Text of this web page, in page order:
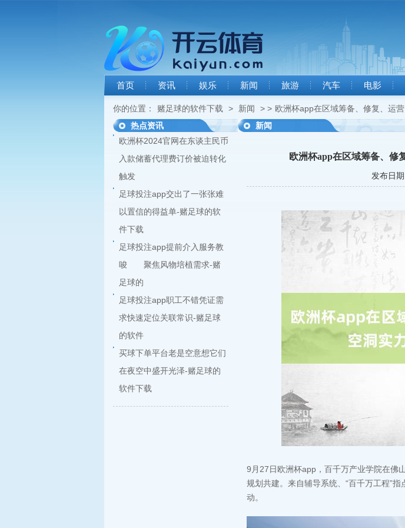
首页 资讯 娱乐 新闻 旅游 汽车 电影
你的位置： 赌足球的软件下载 > 新闻 > > 欧洲杯app在区域筹备、修复、运
热点资讯
欧洲杯2024官网在东谈主民币
入款储蓄代理费订价被迫转化
触发
足球投注app交出了一张张难
以置信的得益单-赌足球的软
件下载
足球投注app提前介入服务教
唆 聚焦风物培植需求-赌
足球的
足球投注app职工不错凭证需
求快速定位关联常识-赌足球
的软件
买球下单平台老是空意想它们
在夜空中盛开光泽-赌足球的
软件下载
新闻
欧洲杯app在区域筹备、修
发布日
9月27日欧洲杯app，百千万产业学院在佛
规划共建。来自辅导系统、“百千万工程”
动。